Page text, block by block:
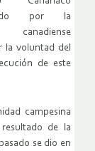
por la
canadiense
la voluntad del
de este
campesina
de la
se dio en